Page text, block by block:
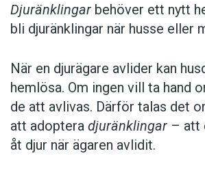
Djuränklingar behöver ett nytt
bli djuränklingar när husse eller
När en djurägare avlider kan
hemlösa. Om ingen vill ta hand
de att avlivas. Därför talas det
att adoptera djuränklingar – att
åt djur när ägaren avlidit.